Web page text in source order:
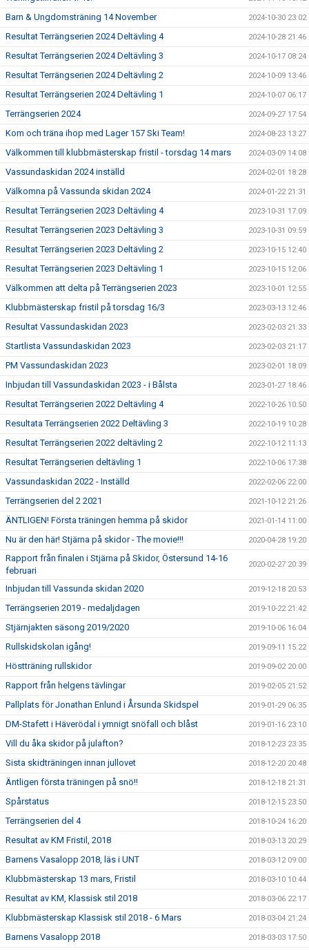
Barn & Ungdomsträning 14 November 2024-10-30 23:02
Resultat Terrängserien 2024 Deltävling 4 2024-10-28 21:46
Resultat Terrängserien 2024 Deltävling 3 2024-10-17 08:24
Resultat Terrängserien 2024 Deltävling 2 2024-10-09 13:46
Resultat Terrängserien 2024 Deltävling 1 2024-10-07 06:17
Terrängserien 2024 2024-09-27 17:54
Kom och träna ihop med Lager 157 Ski Team! 2024-08-23 13:27
Välkommen till klubbmästerskap fristil - torsdag 14 mars 2024-03-09 14:08
Vassundaskidan 2024 inställd 2024-02-01 18:28
Välkomna på Vassunda skidan 2024 2024-01-22 21:31
Resultat Terrängserien 2023 Deltävling 4 2023-10-31 17:09
Resultat Terrängserien 2023 Deltävling 3 2023-10-31 09:59
Resultat Terrängserien 2023 Deltävling 2 2023-10-15 12:40
Resultat Terrängserien 2023 Deltävling 1 2023-10-15 12:06
Välkommen att delta på Terrängserien 2023 2023-10-01 12:55
Klubbmästerskap fristil på torsdag 16/3 2023-03-13 12:46
Resultat Vassundaskidan 2023 2023-02-03 21:33
Startlista Vassundaskidan 2023 2023-02-03 21:17
PM Vassundaskidan 2023 2023-02-01 18:09
Inbjudan till Vassundaskidan 2023 - i Bålsta 2023-01-27 18:46
Resultat Terrängserien 2022 Deltävling 4 2022-10-26 10:50
Resultata Terrängserien 2022 Deltävling 3 2022-10-19 10:28
Resultat Terrängserien 2022 deltävling 2 2022-10-12 11:13
Resultat Terrängserien deltävling 1 2022-10-06 17:38
Vassundaskidan 2022 - Inställd 2022-02-06 22:00
Terrängserien del 2 2021 2021-10-12 21:26
ÄNTLIGEN! Första träningen hemma på skidor 2021-01-14 11:00
Nu är den här! Stjärna på skidor - The movie!!! 2020-04-28 19:20
Rapport från finalen i Stjärna på Skidor, Östersund 14-16
februari
2020-02-27 20:39
Inbjudan till Vassunda skidan 2020 2019-12-18 20:53
Terrängserien 2019 - medaljdagen 2019-10-22 21:42
Stjärnjakten säsong 2019/2020 2019-10-06 16:04
Rullskidskolan igång! 2019-09-11 15:22
Höstträning rullskidor 2019-09-02 20:00
Rapport från helgens tävlingar 2019-02-05 21:52
Pallplats för Jonathan Enlund i Årsunda Skidspel 2019-01-29 06:35
DM-Stafett i Häverödal i ymnigt snöfall och blåst 2019-01-16 23:10
Vill du åka skidor på julafton? 2018-12-23 23:35
Sista skidträningen innan jullovet 2018-12-20 20:48
Äntligen första träningen på snö!! 2018-12-18 21:31
Spårstatus 2018-12-15 23:50
Terrängserien del 4 2018-10-24 16:20
Resultat av KM Fristil, 2018 2018-03-13 20:29
Barnens Vasalopp 2018, läs i UNT 2018-03-12 09:00
Klubbmästerskap 13 mars, Fristil 2018-03-10 10:44
Resultat av KM, Klassisk stil 2018 2018-03-06 22:17
Klubbmästerskap Klassisk stil 2018 - 6 Mars 2018-03-04 21:24
Barnens Vasalopp 2018 2018-03-03 17:50